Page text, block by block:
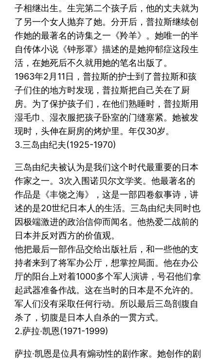
子相继出生。生完第二个孩子后，他的丈夫就为
了另一个女人抛弃了她。分开后，普拉斯继续创
作她的最著名的诗集之一《羚羊》。她唯一的半
自传体小说《钟形罩》描述的是她抑郁症这段生
活，在她死后不久就用她的笔名出版了。
1963年2月11日，普拉斯的护士到了普拉斯和孩
子们住的地方时发现，普拉斯把自己关在了厨
房。为了保护孩子们，在他们熟睡时，普拉斯用
湿毛巾、湿衣服把孩子卧室的门缝塞紧。她被发
现时，头伸在厨房的烤炉里。年仅30岁。
3.三岛由纪夫(1925-1970)
三岛由纪夫被认为是我们这个时代最重要的日本
作家之一。3次入围诺贝尔文学奖。他最著名的
作品是《丰饶之海》，这是一部四卷叙事诗，讲
述的是20世纪日本人的生活。三岛由纪夫同时也
因极端激进的政治信仰而闻名。他热爱二战前的
日本并反对西方的价值观。
他把最后一部作品交给出版社后，和一些他的支
持者来到了将军办公厅，想掌控局面。他在办公
厅的阳台上对着1000多个军人演讲，号召他们拿
起武器准备作战。这在当时的日本是不允许的。
军人们没有采取任何行动。所以最后三岛剖腹自
杀了，切腹是日本人自杀的一贯方式。
2.萨拉·凯恩(1971-1999)
萨拉·凯恩是位具有煽动性的剧作家。她创作的剧